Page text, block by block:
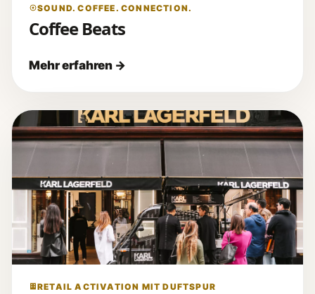
SOUND. COFFEE. CONNECTION.
Coffee Beats
RETAIL ACTIVATION MIT DUFTSPUR